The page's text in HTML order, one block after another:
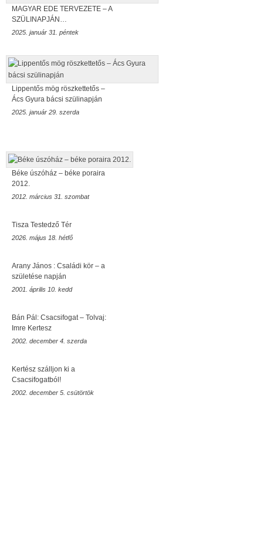
MAGYAR EDE TERVEZETE – A
SZÜLINAPJÁN…
2025. január 31. péntek
Lippentős mög röszkettetős –
Ács Gyura bácsi szülinapján
2025. január 29. szerda
Béke úszóház – béke poraira
2012.
2012. március 31. szombat
Tisza Testedző Tér
2026. május 18. hétfő
Arany János : Családi kör – a
születése napján
2001. április 10. kedd
Bán Pál: Csacsifogat – Tolvaj:
Imre Kertesz
2002. december 4. szerda
Kertész szálljon ki a
Csacsifogatból!
2002. december 5. csütörtök